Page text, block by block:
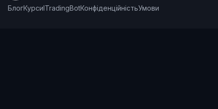
БлогКурсиITradingBotКонфіденційністьУмови